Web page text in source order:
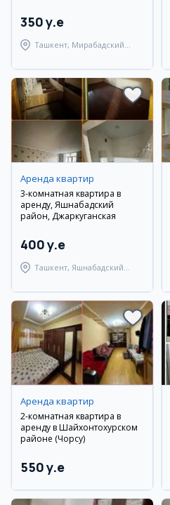
350 y.e
Ташкент, Мирабадский
Аренда квартир
3-комнатная квартира в
аренду, Яшнабадский
район, Джаркуганская
400 y.e
Ташкент, Яшнабадский
Аренда квартир
2-комнатная квартира в
аренду в Шайхонтохурском
районе (Чорсу)
550 y.e